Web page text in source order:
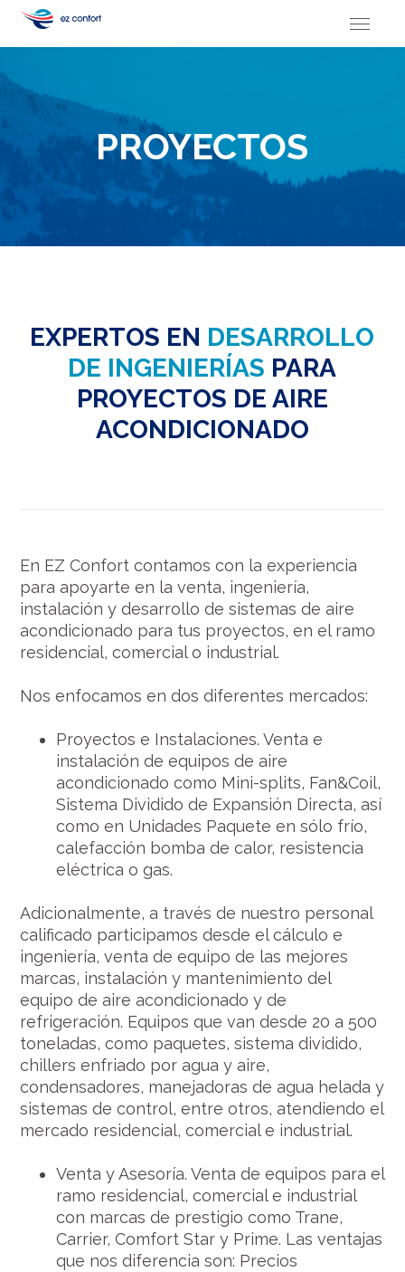
PROYECTOS
EXPERTOS EN DESARROLLO
DE INGENIERÍAS PARA
PROYECTOS DE AIRE
ACONDICIONADO
En EZ Confort contamos con la experiencia
para apoyarte en la venta, ingeniería,
instalación y desarrollo de sistemas de aire
acondicionado para tus proyectos, en el ramo
residencial, comercial o industrial.
Nos enfocamos en dos diferentes mercados:
Proyectos e Instalaciones. Venta e
instalación de equipos de aire
acondicionado como Mini-splits, Fan&Coil,
Sistema Dividido de Expansión Directa, así
como en Unidades Paquete en sólo frío,
calefacción bomba de calor, resistencia
eléctrica o gas.
Adicionalmente, a través de nuestro personal
calificado participamos desde el cálculo e
ingeniería, venta de equipo de las mejores
marcas, instalación y mantenimiento del
equipo de aire acondicionado y de
refrigeración. Equipos que van desde 20 a 500
toneladas, como paquetes, sistema dividido,
chillers enfriado por agua y aire,
condensadores, manejadoras de agua helada y
sistemas de control, entre otros, atendiendo el
mercado residencial, comercial e industrial.
Venta y Asesoría. Venta de equipos para el
ramo residencial, comercial e industrial
con marcas de prestigio como Trane,
Carrier, Comfort Star y Prime. Las ventajas
que nos diferencia son: Precios